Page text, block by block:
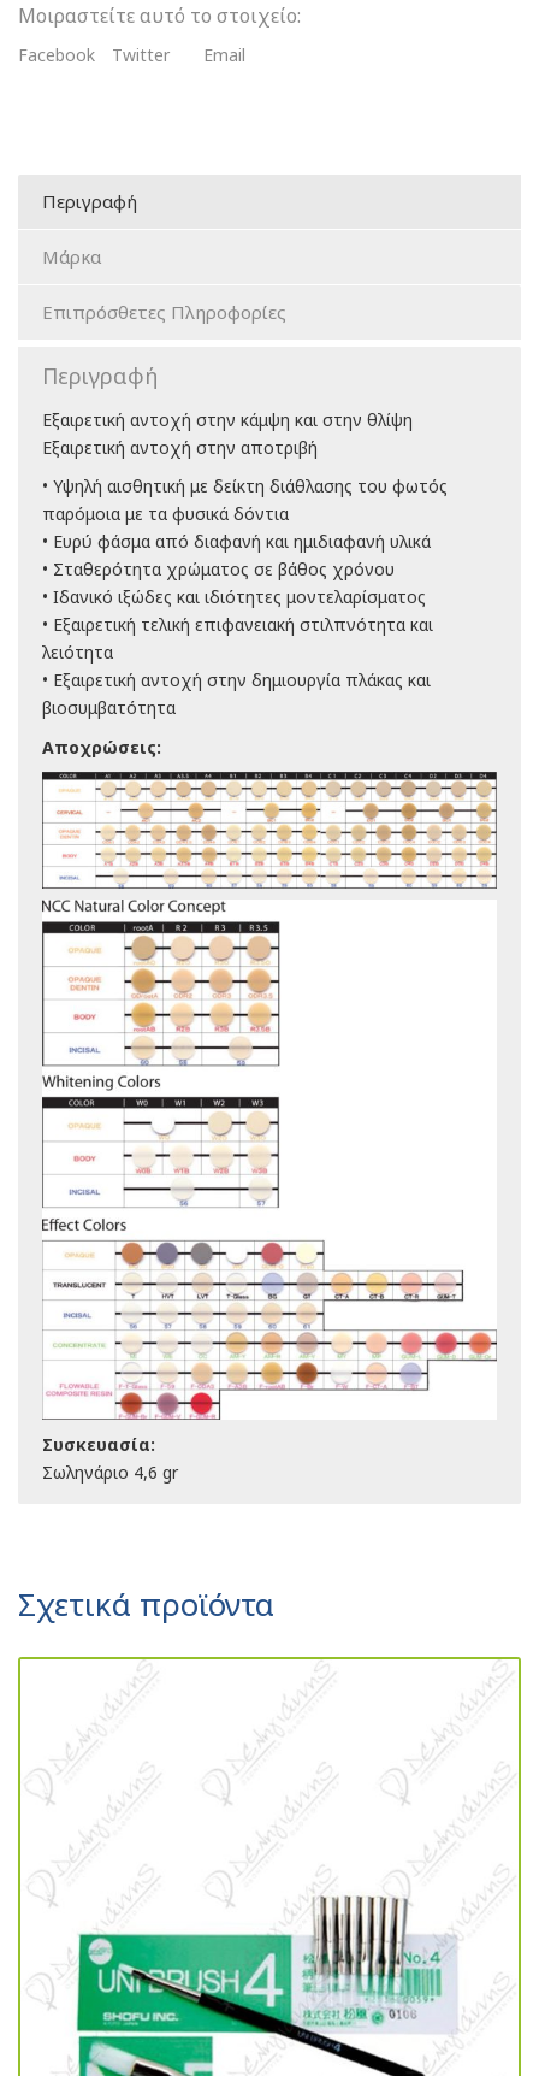
Μοιραστείτε αυτό το στοιχείο:
Facebook Twitter Email
Περιγραφή
Μάρκα
Επιπρόσθετες Πληροφορίες
Περιγραφή
Εξαιρετική αντοχή στην κάμψη και στην θλίψη
Εξαιρετική αντοχή στην αποτριβή
• Υψηλή αισθητική με δείκτη διάθλασης του φωτός
παρόμοια με τα φυσικά δόντια
• Ευρύ φάσμα από διαφανή και ημιδιαφανή υλικά
• Σταθερότητα χρώματος σε βάθος χρόνου
• Ιδανικό ιξώδες και ιδιότητες μοντελαρίσματος
• Εξαιρετική τελική επιφανειακή στιλπνότητα και
λειότητα
• Εξαιρετική αντοχή στην δημιουργία πλάκας και
βιοσυμβατότητα
Αποχρώσεις:
Συσκευασία:
Σωληνάριο 4,6 gr
Σχετικά προϊόντα